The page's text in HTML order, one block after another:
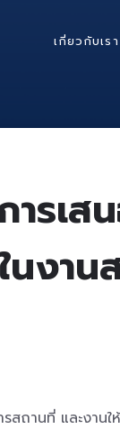
เกี่ยวกับเรา
ารเ
นงา
ารสถานที่ และง